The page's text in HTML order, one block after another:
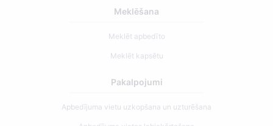
Meklēšana
Meklēt apbedīto
Meklēt kapsētu
Pakalpojumi
Apbedījuma vietu uzkopšana un uzturēšana